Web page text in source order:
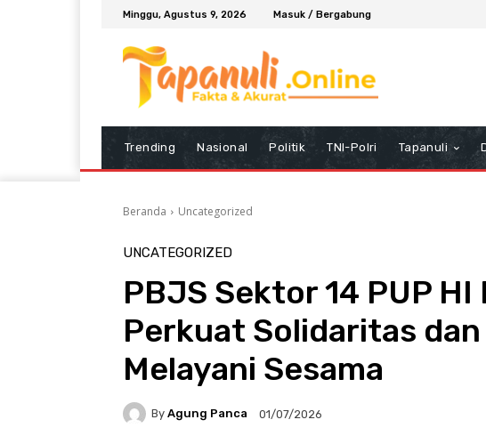
Minggu, Agustus 9, 2026 Masuk / Bergabung
Trending Nasional Politik TNI-Polri Tapanuli
Beranda Uncategorized
UNCATEGORIZED
PBJS Sektor 14 PUP HI
Perkuat Solidaritas
Melayani Sesama
By Agung Panca 01/07/2026